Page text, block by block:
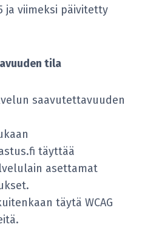
ja viimeksi päivitetty
tila
saavutettavuuden
täyttää
asettamat
täytä WCAG